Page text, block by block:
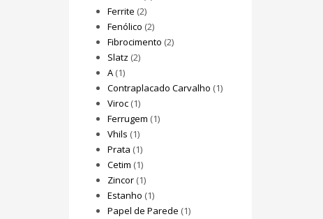
Ferrite (2)
Fenólico (2)
Fibrocimento (2)
Slatz (2)
A(1)
Contraplacado Carvalho (1)
Viroc(1)
Ferrugem (1)
Vhils (1)
Prata (1)
Cetim (1)
Zincor(1)
Estanho (1)
Papel de Parede (1)